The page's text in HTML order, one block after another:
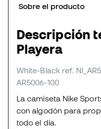
Sobre el producto
Descripción
Playera
White-Black ref.
AR5006-100
La camiseta Nike
con algodón para
todo el día.